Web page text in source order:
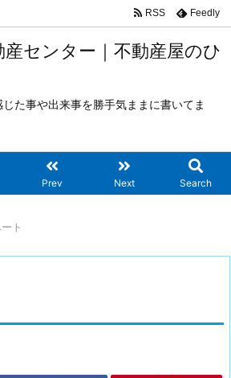
センター｜不動産屋のひ
た事や出来事を勝手気ままに書いてま
Prev Next Search
RSS Feedly
ト